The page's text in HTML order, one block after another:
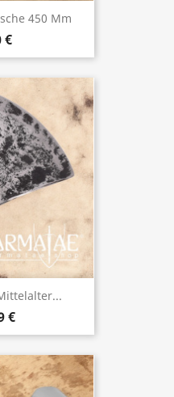
450 Mm
€
€